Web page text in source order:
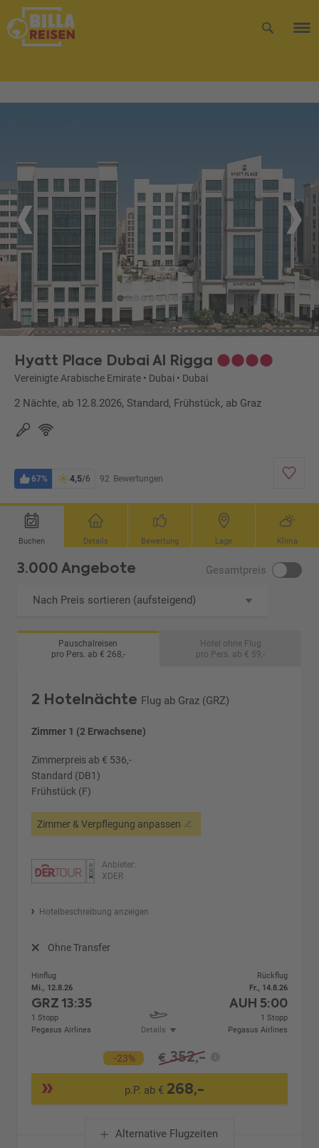
Hyatt Place Dubai Al Rigga
Vereinigte Arabische Emirate • Dubai • Dubai
2 Nächte, ab 12.8.2026, Standard, Frühstück, ab Graz
67% 4,5/6 92 Bewertungen
Buchen Details Bewertung Lage Klima
3.000 Angebote Gesamtpreis
Nach Preis sortieren (aufsteigend)
Pauschalreisen
pro Pers. ab € 268,-
Hotel ohne Flug
pro Pers. ab € 59,-
2 Hotelnächte Flug ab Graz (GRZ)
Zimmer 1 (2 Erwachsene)
Zimmerpreis ab € 536,-
Standard (DB1)
Frühstück (F)
Zimmer & Verpflegung anpassen
Anbieter:
XDER
Hotelbeschreibung anzeigen
Ohne Transfer
Hinflug
Mi., 12.8.26
GRZ13:35
1 Stopp
Pegasus Airlines
Details
Rückflug
Fr., 14.8.26
AUH 5:00
1 Stopp
Pegasus Airlines
-23% € 352,-
p.P. ab € 268,-
Alternative Flugzeiten